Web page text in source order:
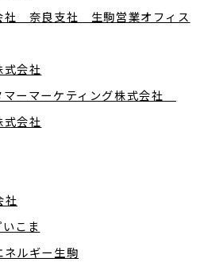
社 奈良支社 生駒営業オフィス
式会社
マーマーケティング株式会社
式会社
社
こま
ネルギー生駒